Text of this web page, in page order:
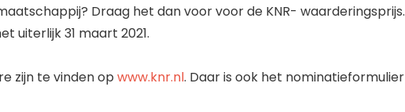
Draag het dan voor voor de KNR- waarderingsprijs.
uiterlijk 31 maart 2021.​
zijn te vinden op www.knr.nl. Daar is ook het nominatieformulier